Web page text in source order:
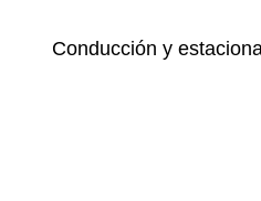
Conducción y